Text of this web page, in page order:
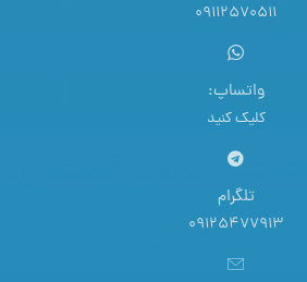
09112570511
واتساپ:
کلیک کنید
تلگرام
09125477913